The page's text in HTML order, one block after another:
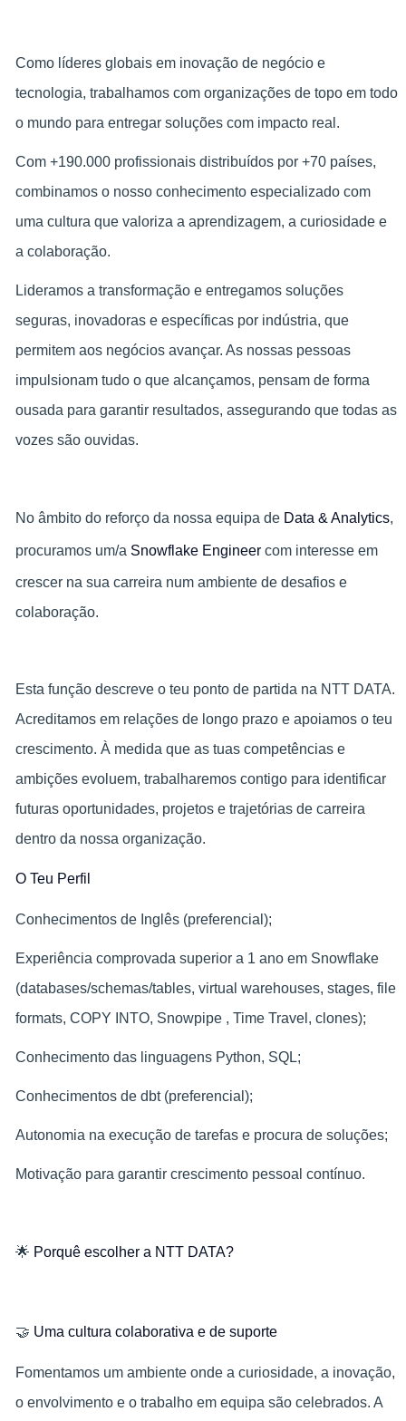
Como líderes globais em inovação de negócio e
tecnologia, trabalhamos com organizações de topo em todo
o mundo para entregar soluções com impacto real.
Com +190.000 profissionais distribuídos por +70 países,
combinamos o nosso conhecimento especializado com
uma cultura que valoriza a aprendizagem, a curiosidade e
a colaboração.
Lideramos a transformação e entregamos soluções
seguras, inovadoras e específicas por indústria, que
permitem aos negócios avançar. As nossas pessoas
impulsionam tudo o que alcançamos, pensam de forma
ousada para garantir resultados, assegurando que todas as
vozes são ouvidas.
No âmbito do reforço da nossa equipa de Data & Analytics,
procuramos um/a Snowflake Engineer com interesse em
crescer na sua carreira num ambiente de desafios e
colaboração.
Esta função descreve o teu ponto de partida na NTT DATA.
Acreditamos em relações de longo prazo e apoiamos o teu
crescimento. À medida que as tuas competências e
ambições evoluem, trabalharemos contigo para identificar
futuras oportunidades, projetos e trajetórias de carreira
dentro da nossa organização.
O Teu Perfil
Conhecimentos de Inglês (preferencial);
Experiência comprovada superior a 1 ano em Snowflake
(databases/schemas/tables, virtual warehouses, stages, file
formats, COPY INTO, Snowpipe , Time Travel, clones);
Conhecimento das linguagens Python, SQL;
Conhecimentos de dbt (preferencial);
Autonomia na execução de tarefas e procura de soluções;
Motivação para garantir crescimento pessoal contínuo.
🌟 Porquê escolher a NTT DATA?
🤝 Uma cultura colaborativa e de suporte
Fomentamos um ambiente onde a curiosidade, a inovação,
o envolvimento e o trabalho em equipa são celebrados. A